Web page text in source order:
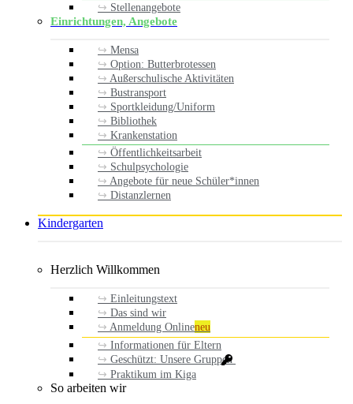
Stellenangebote
Einrichtungen, Angebote
Mensa
Option: Butterbrotessen
Außerschulische Aktivitäten
Bustransport
Sportkleidung/Uniform
Bibliothek
Krankenstation
Öffentlichkeitsarbeit
Schulpsychologie
Angebote für neue Schüler*innen
Distanzlernen
Kindergarten
Herzlich Willkommen
Einleitungstext
Das sind wir
Anmeldung Onlineneu
Informationen für Eltern
Geschützt: Unsere Gruppen
Praktikum im Kiga
So arbeiten wir